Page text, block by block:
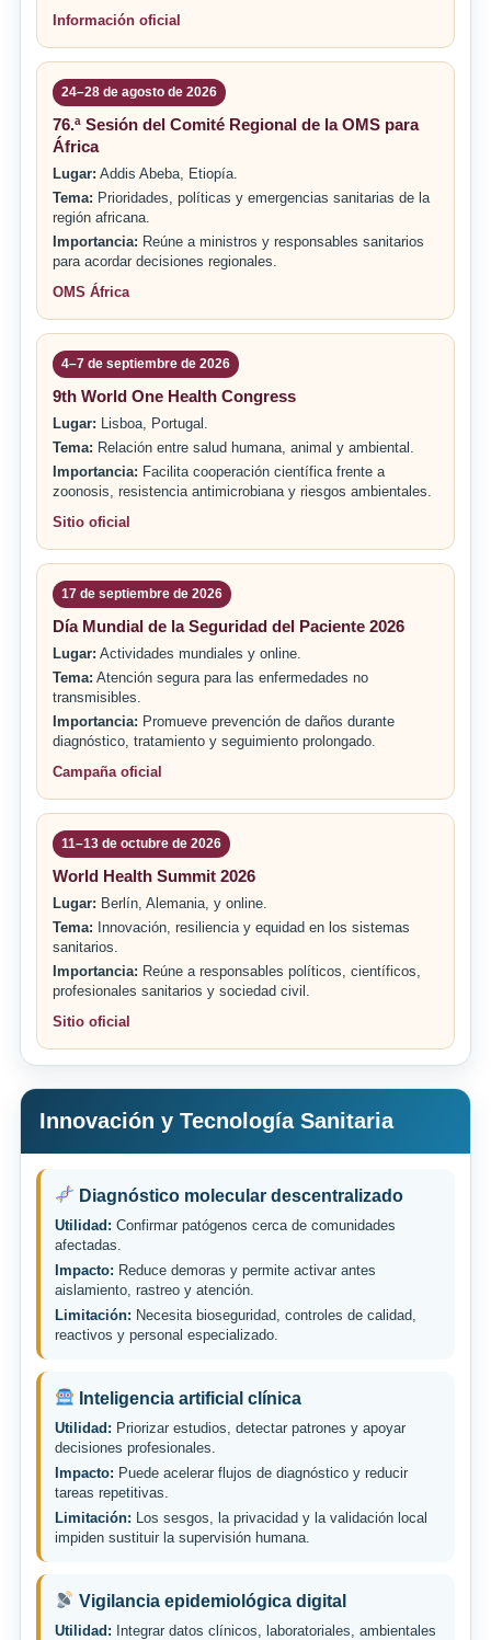
Información oficial
24–28 de agosto de 2026
76.ª Sesión del Comité Regional de la OMS para
África
Lugar: Addis Abeba, Etiopía.
Tema: Prioridades, políticas y emergencias sanitarias de la
región africana.
Importancia: Reúne a ministros y responsables sanitarios
para acordar decisiones regionales.
OMS África
4–7 de septiembre de 2026
9th World One Health Congress
Lugar: Lisboa, Portugal.
Tema: Relación entre salud humana, animal y ambiental.
Importancia: Facilita cooperación científica frente a
zoonosis, resistencia antimicrobiana y riesgos ambientales.
Sitio oficial
17 de septiembre de 2026
Día Mundial de la Seguridad del Paciente 2026
Lugar: Actividades mundiales y online.
Tema: Atención segura para las enfermedades no
transmisibles.
Importancia: Promueve prevención de daños durante
diagnóstico, tratamiento y seguimiento prolongado.
Campaña oficial
11–13 de octubre de 2026
World Health Summit 2026
Lugar: Berlín, Alemania, y online.
Tema: Innovación, resiliencia y equidad en los sistemas
sanitarios.
Importancia: Reúne a responsables políticos, científicos,
profesionales sanitarios y sociedad civil.
Sitio oficial
Innovación y Tecnología Sanitaria
Diagnóstico molecular descentralizado
Utilidad: Confirmar patógenos cerca de comunidades
afectadas.
Impacto: Reduce demoras y permite activar antes
aislamiento, rastreo y atención.
Limitación: Necesita bioseguridad, controles de calidad,
reactivos y personal especializado.
Inteligencia artificial clínica
Utilidad: Priorizar estudios, detectar patrones y apoyar
decisiones profesionales.
Impacto: Puede acelerar flujos de diagnóstico y reducir
tareas repetitivas.
Limitación: Los sesgos, la privacidad y la validación local
impiden sustituir la supervisión humana.
Vigilancia epidemiológica digital
Utilidad: Integrar datos clínicos, laboratoriales, ambientales